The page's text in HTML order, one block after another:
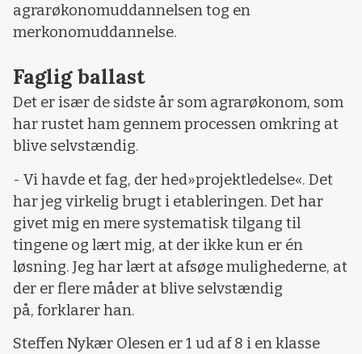
agrarøkonomuddannelsen tog en
merkonomuddannelse.
Faglig ballast
Det er især de sidste år som agrarøkonom, som
har rustet ham gennem processen omkring at
blive selvstændig.
- Vi havde et fag, der hed»projektledelse«. Det
har jeg virkelig brugt i etableringen. Det har
givet mig en mere systematisk tilgang til
tingene og lært mig, at der ikke kun er én
løsning. Jeg har lært at afsøge mulighederne, at
der er flere måder at blive selvstændig
på, forklarer han.
Steffen Nykær Olesen er 1 ud af 8 i en klasse